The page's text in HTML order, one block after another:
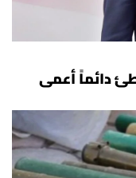
دائماً أعمى